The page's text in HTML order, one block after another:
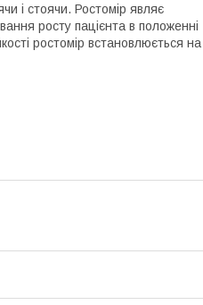
і стоячи. Ростомір являє
росту пацієнта в положенні
ростомір встановлюється на